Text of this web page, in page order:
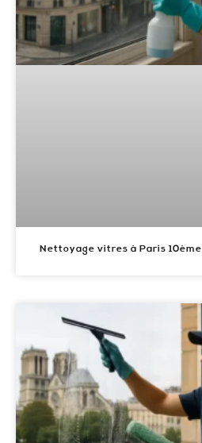
Nettoyage vitres à Paris 10ème